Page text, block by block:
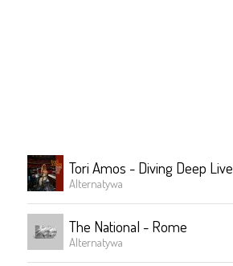
Tori Amos - Diving Deep Live
Alternatywa
The National - Rome
Alternatywa